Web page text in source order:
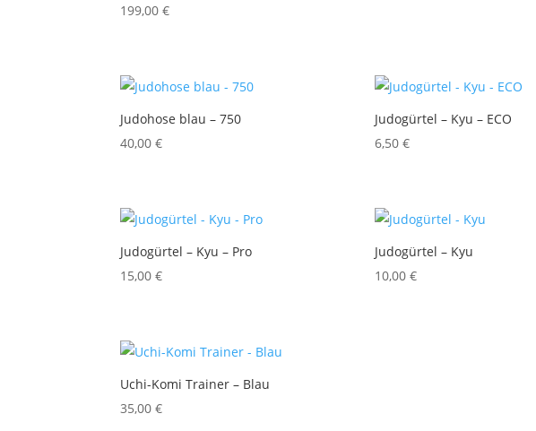
199,00€
Judohose blau – 750
40,00€
Judogürtel – Kyu – ECO
6,50 €
Judogürtel – Kyu – Pro
15,00€
Judogürtel – Kyu
10,00 €
Uchi-Komi Trainer – Blau
35,00€